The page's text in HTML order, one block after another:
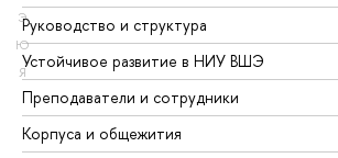
Э
Ю
Я
Руководство и структура
Устойчивое развитие в НИУ ВШЭ
Преподаватели и сотрудники
Корпуса и общежития